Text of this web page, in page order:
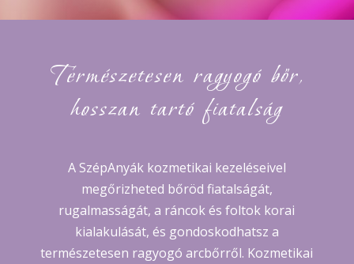
Természetesen ragyogó bőr,
hosszan tartó fiatalság
A SzépAnyák kozmetikai kezeléseivel
megőrizheted bőröd fiatalságát,
rugalmasságát, a ráncok és foltok korai
kialakulását, és gondoskodhatsz a
természetesen ragyogó arcbőrről. Kozmetikai